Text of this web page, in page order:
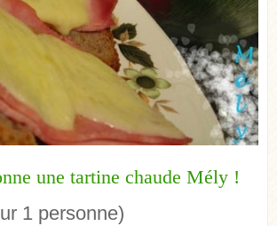
une tartine chaude Mély !
1 personne)